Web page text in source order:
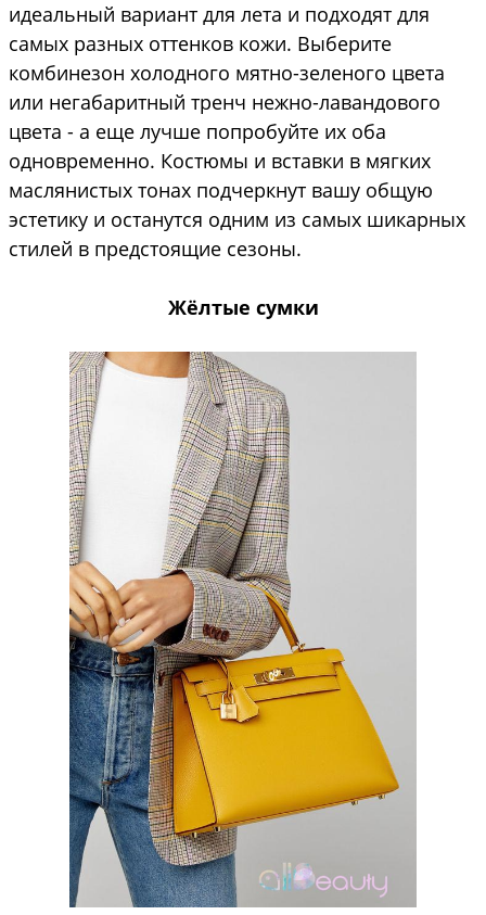
идеальный вариант для лета и подходят для
самых разных оттенков кожи. Выберите
комбинезон холодного мятно-зеленого цвета
или негабаритный тренч нежно-лавандового
цвета - а еще лучше попробуйте их оба
одновременно. Костюмы и вставки в мягких
маслянистых тонах подчеркнут вашу общую
эстетику и останутся одним из самых шикарных
стилей в предстоящие сезоны.
Жёлтые сумки